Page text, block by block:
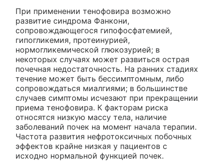
При применении тенофовира возможно
развитие синдрома Фанкони,
сопровождающегося гипофосфатемией,
гипогликемия, протеинурией,
нормогликемической глюкозурией; в
некоторых случаях может развиться острая
почечная недостаточность. На ранних стадиях
течение может быть бессимптомным, либо
сопровождаться миалгиями; в большинстве
случаев симптомы исчезают при прекращении
приема тенофовира. К факторам риска
относятся низкую массу тела, наличие
заболеваний почек на момент начала терапии.
Частота развития нефротоксичных побочных
эффектов крайне низкая у пациентов с
исходно нормальной функцией почек.